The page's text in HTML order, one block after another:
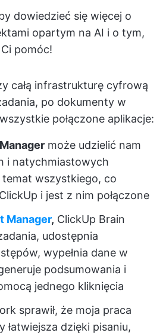
dowiedzieć się więcej o
opartym na AI i o tym,
pomóc!
całą infrastrukturę cyfrową
po dokumenty w
połączone aplikacje:
może udzielić nam
i natychmiastowych
wszystkiego, co
i jest z nim połączone
Manager, ClickUp Brain
udostępnia
wypełnia dane w
podsumowania i
jednego kliknięcia
sprawił, że moja praca
łatwiejsza dzięki pisaniu,